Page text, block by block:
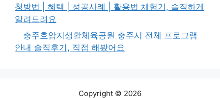
청방법 | 혜택 | 성공사례 | 활용법 체험기, 솔직하게
알려드려요
충주호암지생활체육공원 충주시 전체 프로그램
안내 솔직후기, 직접 해봤어요
Copyright © 2026